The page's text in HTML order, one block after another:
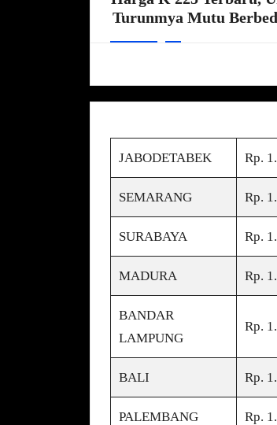
Turunmya Mutu
JABODETABEK Rp.
SEMARANG Rp.
SURABAYA Rp.
MADURA Rp.
BANDAR
LAMPUNG
Rp.
BALI Rp.
PALEMBANG Rp.